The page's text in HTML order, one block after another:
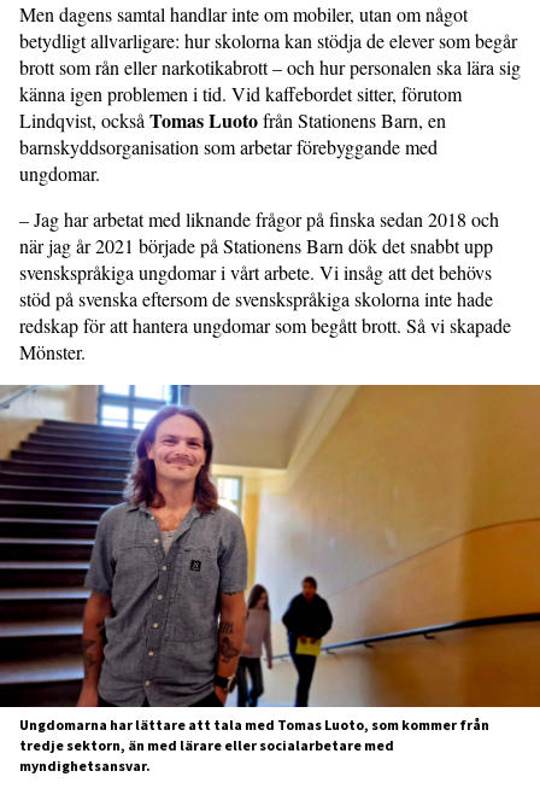
Men dagens samtal handlar inte om mobiler, utan om något
betydligt allvarligare: hur skolorna kan stödja de elever som begår
brott som rån eller narkotikabrott – och hur personalen ska lära sig
känna igen problemen i tid. Vid kaffebordet sitter, förutom
Lindqvist, också Tomas Luotofrån Stationens Barn, en
barnskyddsorganisation som arbetar förebyggande med
ungdomar.
– Jag har arbetat med liknande frågor på finska sedan 2018 och
när jag år 2021 började på Stationens Barn dök det snabbt upp
svenskspråkiga ungdomar i vårt arbete. Vi insåg att det behövs
stöd på svenska eftersom de svenskspråkiga skolorna inte hade
redskap för att hantera ungdomar som begått brott. Så vi skapade
Mönster.
Ungdomarna har lättare att tala med Tomas Luoto, som kommer från
tredje sektorn, än med lärare eller socialarbetare med
myndighetsansvar.